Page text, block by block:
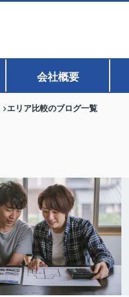
会社概要
エリア比較のブログ一覧